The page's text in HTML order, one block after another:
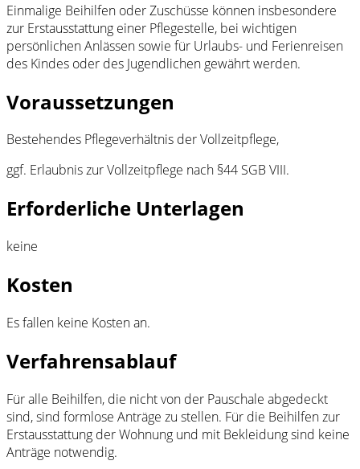
Einmalige Beihilfen oder Zuschüsse können insbesondere
zur Erstausstattung einer Pflegestelle, bei wichtigen
persönlichen Anlässen sowie für Urlaubs- und Ferienreisen
des Kindes oder des Jugendlichen gewährt werden.
Voraussetzungen
Bestehendes Pflegeverhältnis der Vollzeitpflege,
ggf. Erlaubnis zur Vollzeitpflege nach §44 SGB VIII.
Erforderliche Unterlagen
keine
Kosten
Es fallen keine Kosten an.
Verfahrensablauf
Für alle Beihilfen, die nicht von der Pauschale abgedeckt
sind, sind formlose Anträge zu stellen. Für die Beihilfen zur
Erstausstattung der Wohnung und mit Bekleidung sind keine
Anträge notwendig.